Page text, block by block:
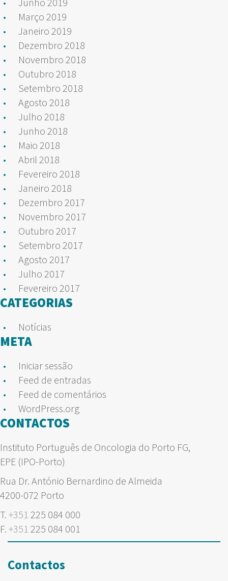
Março 2019
Janeiro 2019
Dezembro 2018
Novembro 2018
Outubro 2018
Setembro 2018
Agosto 2018
Julho 2018
Junho 2018
Maio 2018
Abril 2018
Fevereiro 2018
Janeiro 2018
Dezembro 2017
Novembro 2017
Outubro 2017
Setembro 2017
Agosto 2017
Julho 2017
Fevereiro 2017
CATEGORIAS
Notícias
META
Iniciar sessão
Feed de entradas
Feed de comentários
WordPress.org
CONTACTOS
Instituto Português de Oncologia do Porto FG,
EPE (IPO-Porto)
Rua Dr. António Bernardino de Almeida
4200-072 Porto
T. +351 225 084 000
F. +351 225 084 001
Contactos